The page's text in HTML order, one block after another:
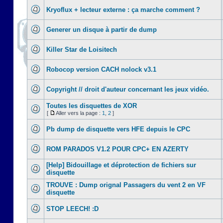
Kryoflux + lecteur externe : ça marche comment ?
Generer un disque à partir de dump
Killer Star de Loisitech
Robocop version CACH nolock v3.1
Copyright // droit d'auteur concernant les jeux vidéo.
Toutes les disquettes de XOR
[ Aller vers la page : 1 2 ]
Pb dump de disquette vers HFE depuis le CPC
ROM PARADOS V1.2 POUR CPC+ EN AZERTY
[Help] Bidouillage et déprotection de fichiers sur
disquette
TROUVE : Dump orignal Passagers du vent 2 en VF
disquette
STOP LEECH! :D